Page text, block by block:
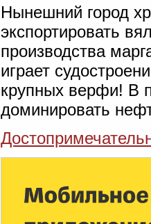
Нынешний город
экспортировать
производства
играет
крупных верфи! В
доминировать